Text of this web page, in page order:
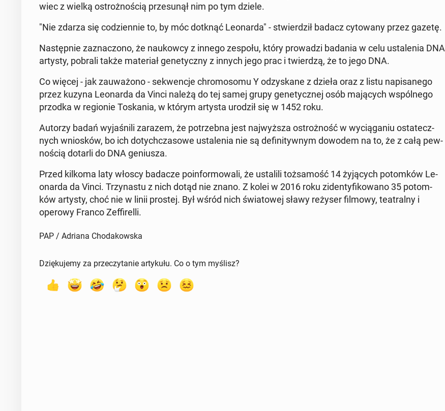
wiec z wielką ostroż­no­ścią prze­su­nął nim po tym dziele.
"Nie zdarza się co­dzien­nie to, by móc dotknąć Le­onar­da" - stwier­dził badacz cy­to­wa­ny przez gazetę.
Na­stęp­nie za­zna­czo­no, że na­ukow­cy z innego zespołu, który pro­wa­dzi badania w celu usta­le­nia DNA
artysty, pobrali także ma­te­riał ge­ne­tycz­ny z innych jego prac i twier­dzą, że to jego DNA.
Co więcej - jak za­uwa­żo­no - se­kwen­cje chro­mo­so­mu Y od­zy­ska­ne z dzieła oraz z listu na­pi­sa­ne­go
przez kuzyna Le­onar­da da Vinci należą do tej samej grupy ge­ne­tycz­nej osób ma­ją­cych wspól­ne­go
przodka w re­gio­nie To­ska­nia, w którym artysta urodził się w 1452 roku.
Autorzy badań wy­ja­śni­li zarazem, że po­trzeb­na jest naj­wyż­sza ostroż­ność w wy­cią­ga­niu osta­tecz­
nych wnio­sków, bo ich do­tych­cza­so­we usta­le­nia nie są de­fi­ni­tyw­nym dowodem na to, że z całą pew­
no­ścią dotarli do DNA ge­niu­sza.
Przed kilkoma laty włoscy badacze po­in­for­mo­wa­li, że usta­li­li toż­sa­mość 14 ży­ją­cych po­tom­ków Le­
onar­da da Vinci. Trzy­na­stu z nich dotąd nie znano. Z kolei w 2016 roku zi­den­ty­fi­ko­wa­no 35 po­tom­
ków artysty, choć nie w linii prostej. Był wśród nich świa­to­wej sławy reżyser filmowy, te­atral­ny i
operowy Franco Zef­fi­rel­li.
PAP / Adriana Chodakowska
Dziękujemy za przeczytanie artykułu. Co o tym myślisz?